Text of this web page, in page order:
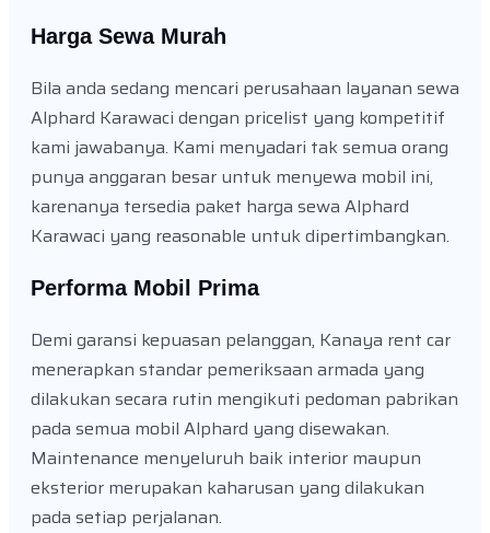
Harga Sewa Murah
Bila anda sedang mencari perusahaan layanan sewa
Alphard Karawaci dengan pricelist yang kompetitif
kami jawabanya. Kami menyadari tak semua orang
punya anggaran besar untuk menyewa mobil ini,
karenanya tersedia paket harga sewa Alphard
Karawaci yang reasonable untuk dipertimbangkan.
Performa Mobil Prima
Demi garansi kepuasan pelanggan, Kanaya rent car
menerapkan standar pemeriksaan armada yang
dilakukan secara rutin mengikuti pedoman pabrikan
pada semua mobil Alphard yang disewakan.
Maintenance menyeluruh baik interior maupun
eksterior merupakan kaharusan yang dilakukan
pada setiap perjalanan.